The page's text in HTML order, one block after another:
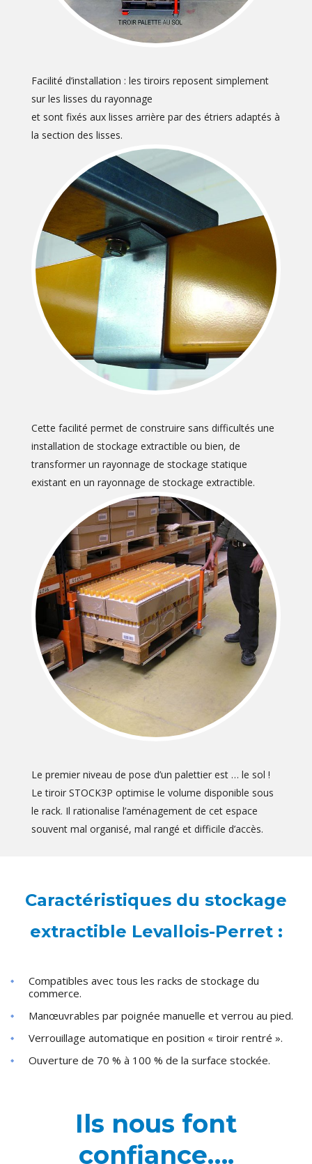
Facilité d’installation : les tiroirs reposent simplement
sur les lisses du rayonnage
et sont fixés aux lisses arrière par des étriers adaptés à
la section des lisses.
Cette facilité permet de construire sans difficultés une
installation de stockage extractible ou bien, de
transformer un rayonnage de stockage statique
existant en un rayonnage de stockage extractible.
Le premier niveau de pose d’un palettier est … le sol !
Le tiroir STOCK3P optimise le volume disponible sous
le rack. Il rationalise l’aménagement de cet espace
souvent mal organisé, mal rangé et difficile d’accès.
Caractéristiques du stockage
extractible Levallois-Perret :
Compatibles avec tous les racks de stockage du
commerce.
Manœuvrables par poignée manuelle et verrou au pied.
Verrouillage automatique en position « tiroir rentré ».
Ouverture de 70 % à 100 % de la surface stockée.
Ils nous font
confiance….